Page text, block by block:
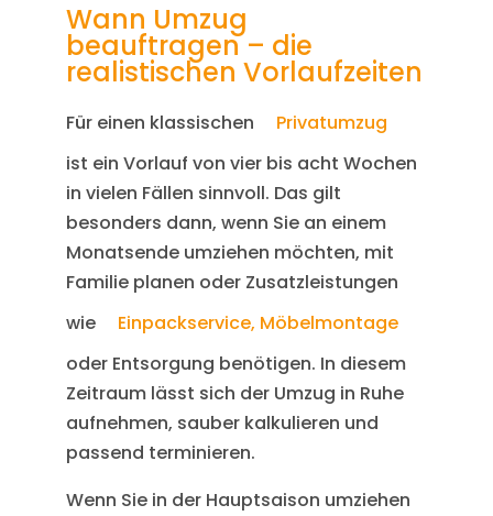
Wann Umzug
beauftragen – die
realistischen Vorlaufzeiten
Für einen klassischen
Privatumzug
ist ein Vorlauf von vier bis acht Wochen
in vielen Fällen sinnvoll. Das gilt
besonders dann, wenn Sie an einem
Monatsende umziehen möchten, mit
Familie planen oder Zusatzleistungen
wie
Einpackservice, Möbelmontage
oder Entsorgung benötigen. In diesem
Zeitraum lässt sich der Umzug in Ruhe
aufnehmen, sauber kalkulieren und
passend terminieren.
Wenn Sie in der Hauptsaison umziehen